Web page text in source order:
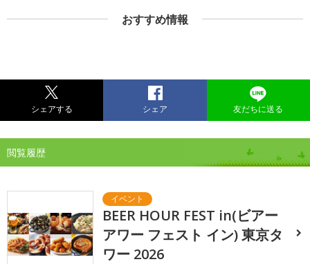
おすすめ情報
シェアする シェア 友だちに送る
閲覧履歴
BEER HOUR FEST in(ビアー
アワー フェスト イン) 東京タ
ワー 2026